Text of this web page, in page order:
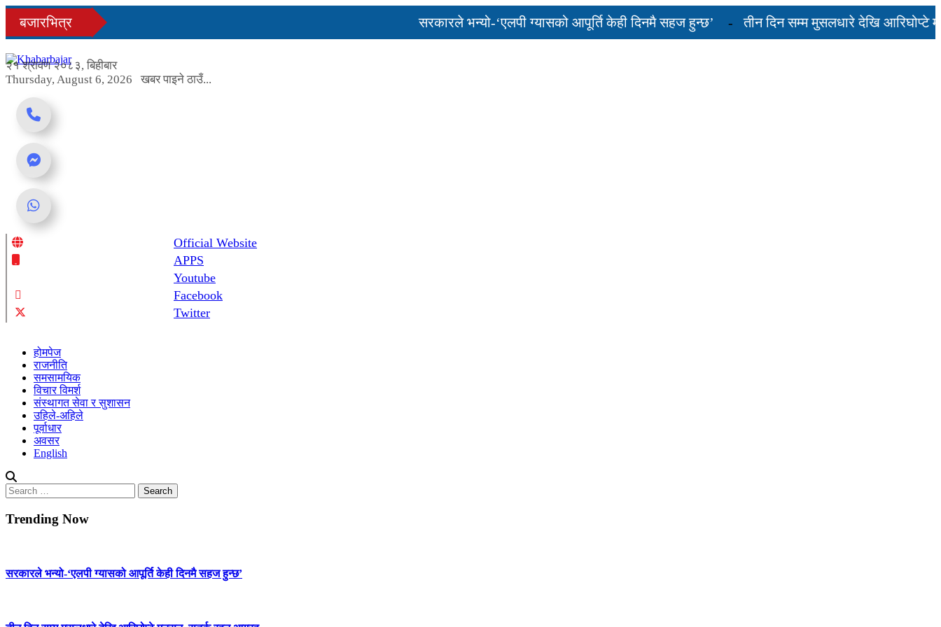
Skip
content
बजारभित्र सरकारले भन्यो-‘एलपी ग्यासको आपूर्ति केही दिनमै सहज हुन्छ’
तीन दिन सम्म मुसलधारे देखि आरिघोप्टे मनसुन,
२१ श्रावण २०८३, बिहीबार
Thursday, August 6, 2026
खबर पाइने ठाउँ...
Online News Portal
Official Website
APPS
Youtube
Facebook
Twitter
होमपेज
राजनीति
समसामयिक
विचार विमर्श
संस्थागत सेवा र सुशासन
उहिले-अहिले
पूर्वाधार
अवसर
English
Search
for:
Trending Now
सरकारले भन्यो-‘एलपी ग्यासको आपूर्ति केही दिनमै सहज हुन्छ’